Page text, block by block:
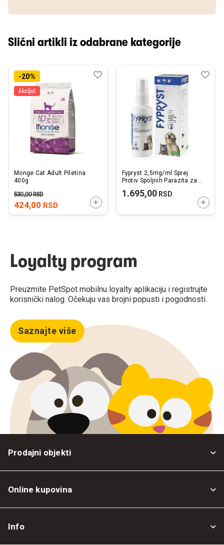
Slični artikli iz odabrane kategorije
-20%
Monge Cat Adult Piletina
400g
424,00 RSD
530,00RSD
DODAJTE U KORPU
Dodaj
Uporedi
Fypryst 2,5mg/ml Sprej
Protiv Spoljnih Parazita za
1.695,00RSD
Loyalty program
Preuzmite PetSpot mobilnu loyalty aplikaciju i registrujte
korisnički nalog. Očekuju vas brojni popusti i pogodnosti.
Saznajte više
Prodajni objekti
Online kupovina
Info